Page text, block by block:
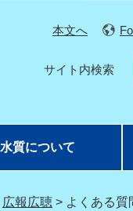
本文へ
サイト内検索
水質について
広報広聴 > よくある質